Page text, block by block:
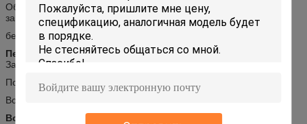
Обеспечьте что основание лампы совершенно
загерметизировало и
безопасность водителя.
Первоначальная водоустойчивая технология
Заявка на патент
Пожалуйста поймите что мы запачкаем детали
Водоустойчивая ранг IP67
Водоустойчивые части